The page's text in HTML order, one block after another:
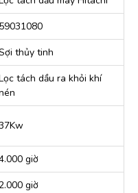
59031080
thủy tinh
tách dầu ra khỏi khí
giờ
giờ